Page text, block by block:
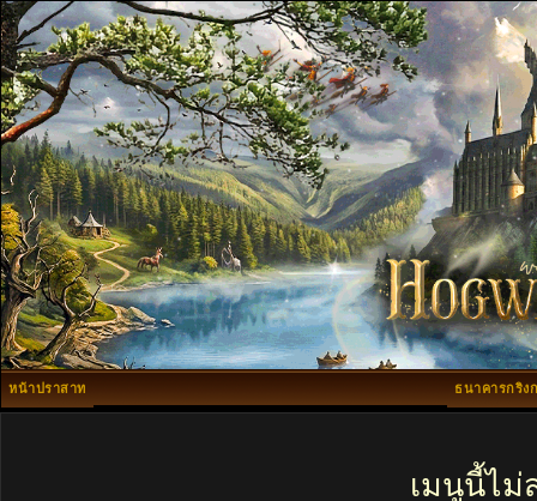
หน้าปราสาท ธนาคารกริง
เมนูนี้ไม่